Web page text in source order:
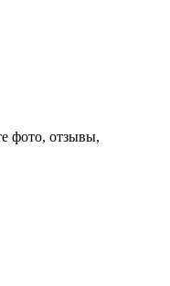
фото, отзывы,